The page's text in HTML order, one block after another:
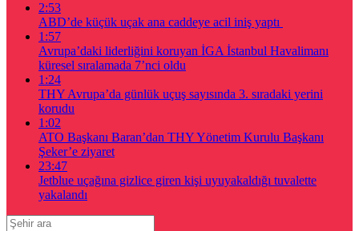
2:53
ABD’de küçük uçak ana caddeye acil iniş yaptı
1:57
Avrupa’daki liderliğini koruyan İGA İstanbul Havalimanı
küresel sıralamada 7’nci oldu
1:24
THY Avrupa’da günlük uçuş sayısında 3. sıradaki yerini
korudu
1:02
ATO Başkanı Baran’dan THY Yönetim Kurulu Başkanı
Şeker’e ziyaret
23:47
Jetblue uçağına gizlice giren kişi uyuyakaldığı tuvalette
yakalandı